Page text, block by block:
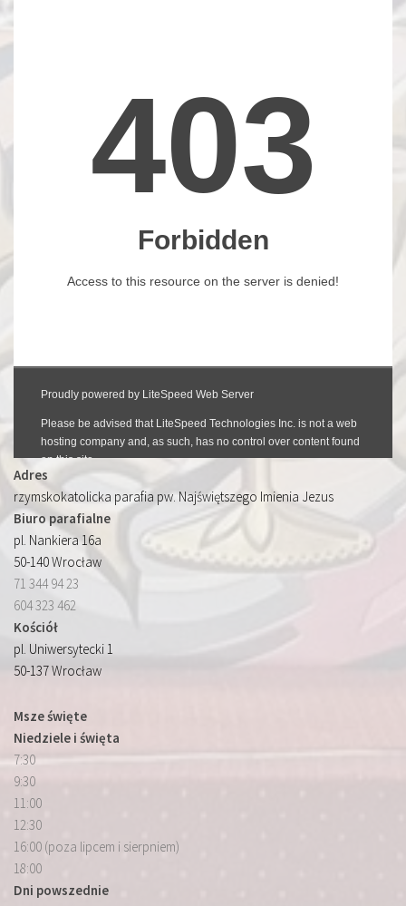
Adres
rzymskokatolicka parafia pw. Najświętszego Imienia Jezus
Biuro parafialne
pl. Nankiera 16a
50-140 Wrocław
71 344 94 23
604 323 462
Kościół
pl. Uniwersytecki 1
50-137 Wrocław
Msze święte
Niedziele i święta
7:30
9:30
11:00
12:30
16:00 (poza lipcem i sierpniem)
18:00
Dni powszednie